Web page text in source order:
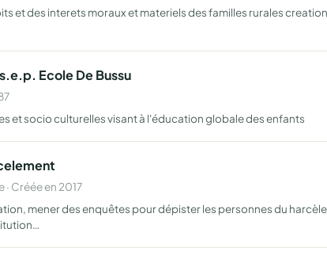
et des interets moraux et materiels des familles rurales
Ecole De Bussu
et socio culturelles visant à l'éducation globale des enfants
Créée en 2017
mener des enquêtes pour dépister les personnes du